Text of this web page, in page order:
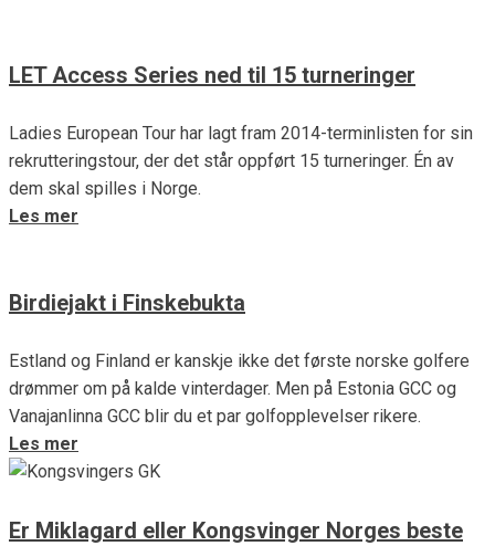
LET Access Series ned til 15 turneringer
Ladies European Tour har lagt fram 2014-terminlisten for sin
rekrutteringstour, der det står oppført 15 turneringer. Én av
dem skal spilles i Norge.
Les mer
Birdiejakt i Finskebukta
Estland og Finland er kanskje ikke det første norske golfere
drømmer om på kalde vinterdager. Men på Estonia GCC og
Vanajanlinna GCC blir du et par golfopplevelser rikere.
Les mer
Er Miklagard eller Kongsvinger Norges beste